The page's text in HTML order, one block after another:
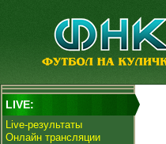
LIVE:
Live-результаты
Онлайн трансляции